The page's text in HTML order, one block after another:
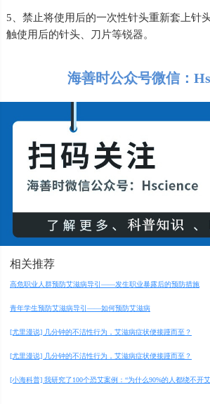
5、禁止将使用后的一次性针头重新套上针
触使用后的针头、刀片等锐器。
海善时公众号微信：
相关推荐
高危职业人群预防艾滋病导引——发生职业暴露后的预防措施
青年学生预防艾滋病导引——如何预防艾滋病
[尤里漫说] 几分钟的不洁性行为，艾滋病症状便接踵而至？
[尤里漫说] 几分钟的不洁性行为，艾滋病症状便接踵而至？
[小海科普] 我研究了100个恐艾案例：“为什么90%的人都绕不开